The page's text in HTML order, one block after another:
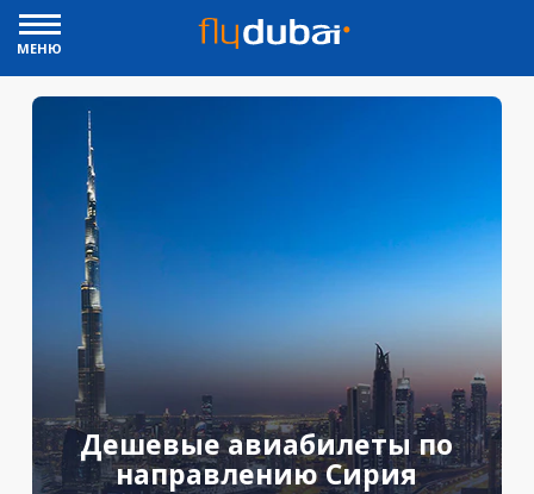
МЕНЮ
Дешевые авиабилеты по
направлению Сирия